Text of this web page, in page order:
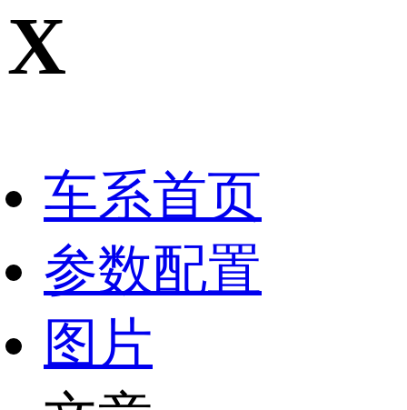
X
车系首页
参数配置
图片